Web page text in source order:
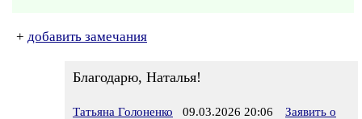
+ добавить замечания
Благодарю, Наталья!
Татьяна Голоненко 09.03.2026 20:06
Заявить о